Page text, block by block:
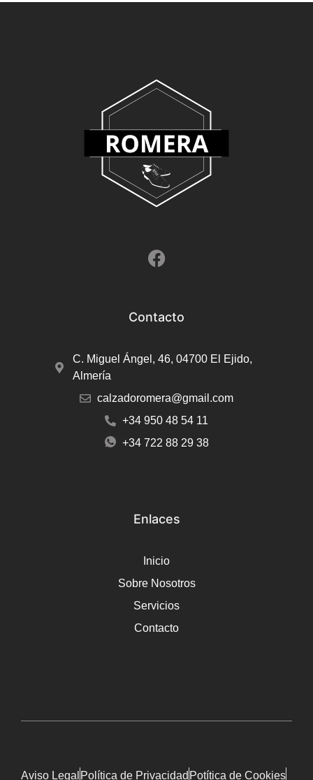
Contacto
C. Miguel Ángel, 46, 04700 El Ejido,
Almería
calzadoromera@gmail.com
+34 950 48 54 11
+34 722 88 29 38
Enlaces
Inicio
Sobre Nosotros
Servicios
Contacto
Aviso Legal Política de Privacidad Potítica de Cookies